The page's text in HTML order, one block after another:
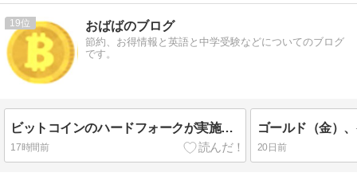
19 おばばのブログ
節約、お得情報と英語と中学受験などについてのブログ
です。
ビットコインのハードフォークが実施される！BTCの価格やルールがどのように変わるのか？
17時間前 20日前